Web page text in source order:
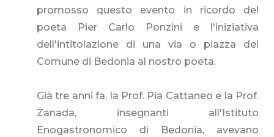
promosso questo evento in ricordo del
poeta Pier Carlo Ponzini e l'iniziativa
dell'intitolazione di una via o piazza del
Comune di Bedonia al nostro poeta.
Già tre anni fa, la Prof. Pia Cattaneo e la Prof.
Zanada, insegnanti all'Istituto
Enogastronomico di Bedonia, avevano